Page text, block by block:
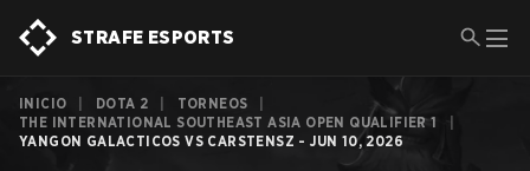
STRAFE ESPORTS
INICIO DOTA 2 TORNEOS
THE INTERNATIONAL SOUTHEAST ASIA OPEN QUALIFIER 1
YANGON GALACTICOS VS CARSTENSZ - JUN 10, 2026